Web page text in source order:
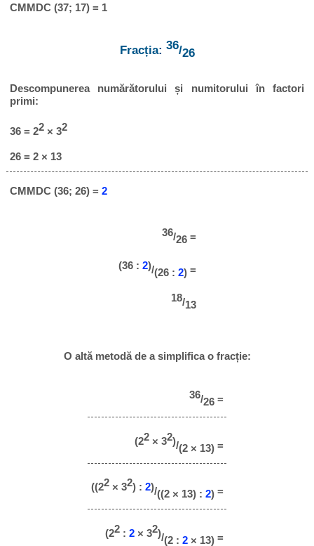
CMMDC (37; 17) = 1
Fracția: 36/26
Descompunerea numărătorului și numitorului în factori
primi:
36 = 22× 32
26 = 2 × 13
CMMDC (36; 26) = 2
36/26=
(36 : 2)/(26 : 2)=
18/13
O altă metodă de a simplifica o fracție:
36/26=
(22× 32)/(2 × 13)=
((22× 32) : 2)/((2 × 13) : 2)=
(22: 2× 32)/(2 : 2× 13)=